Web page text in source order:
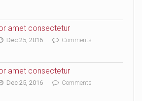
amet consectetur
Dec 25, 2016 Comments
amet consectetur
Dec 25, 2016 Comments